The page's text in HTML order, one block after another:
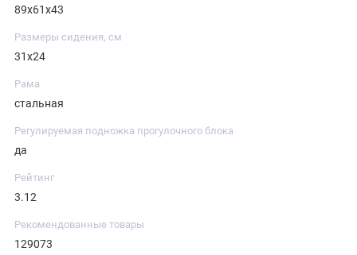
89х61х43
Размеры сидения, см
31х24
Рама
стальная
Регулируемая подножка прогулочного блока
да
Рейтинг
3.12
Рекомендованные товары
129073